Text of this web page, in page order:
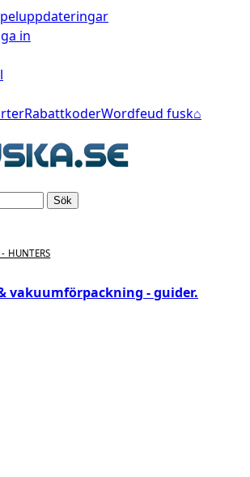
in
RabattkoderWordfeud fusk⌂
Sök
HUNTERS
vakuumförpackning - guider.